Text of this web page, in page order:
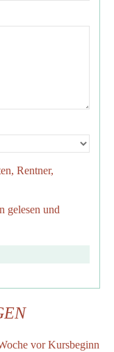
Rentner,
gelesen und
vor Kursbeginn